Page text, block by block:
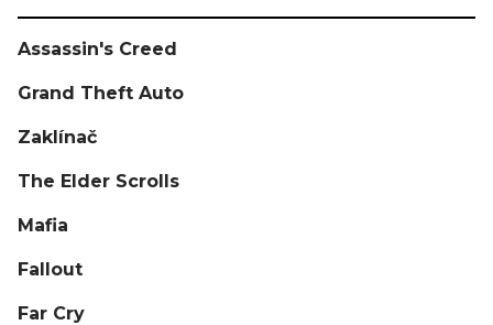
Assassin's Creed
Grand Theft Auto
Zaklínač
The Elder Scrolls
Mafia
Fallout
Far Cry